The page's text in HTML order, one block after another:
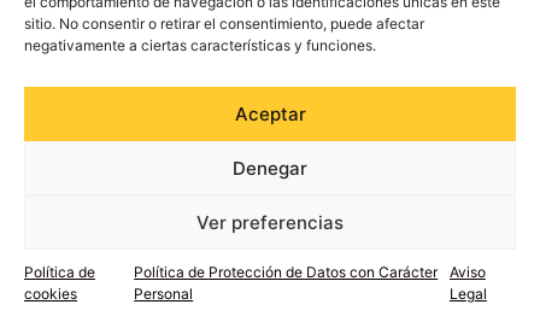
sitio. No consentir o retirar el consentimiento, puede afectar
negativamente a ciertas características y funciones.
Aceptar
Denegar
Ver preferencias
Política de
cookies
Política de Protección de Datos con Carácter
Personal
Aviso
Legal
Canal ético y de denuncias
CONTACTO
info@gruposecoex.com
© 2022 Copyright: gruposecoex.com